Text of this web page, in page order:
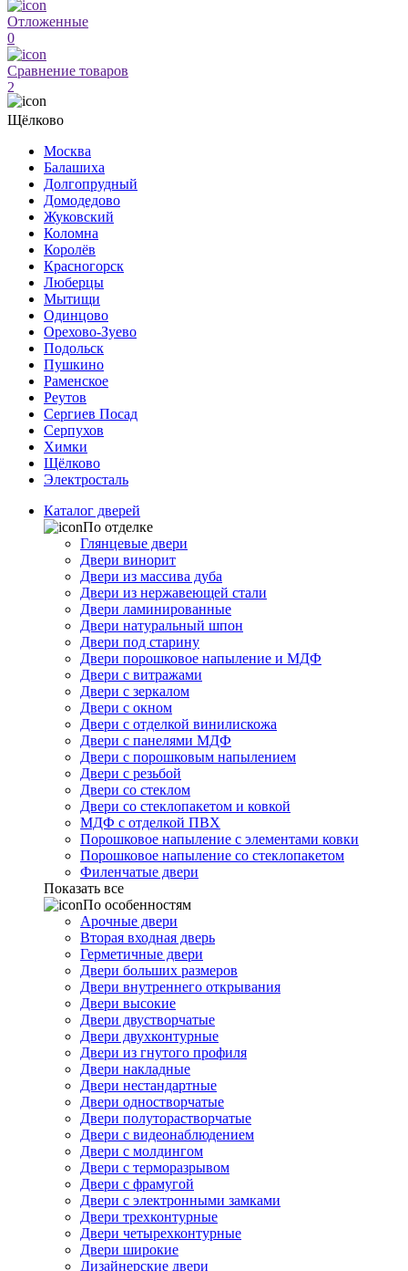
Отложенные
0
Сравнение товаров
2
Щёлково
Москва
Балашиха
Долгопрудный
Домодедово
Жуковский
Коломна
Королёв
Красногорск
Люберцы
Мытищи
Одинцово
Орехово-Зуево
Подольск
Пушкино
Раменское
Реутов
Сергиев Посад
Серпухов
Химки
Щёлково
Электросталь
Каталог дверей
По отделке
Глянцевые двери
Двери винорит
Двери из массива дуба
Двери из нержавеющей стали
Двери ламинированные
Двери натуральный шпон
Двери под старину
Двери порошковое напыление и МДФ
Двери с витражами
Двери с зеркалом
Двери с окном
Двери с отделкой винилискожа
Двери с панелями МДФ
Двери с порошковым напылением
Двери с резьбой
Двери со стеклом
Двери со стеклопакетом и ковкой
МДФ с отделкой ПВХ
Порошковое напыление с элементами ковки
Порошковое напыление со стеклопакетом
Филенчатые двери
Показать все
По особенностям
Арочные двери
Вторая входная дверь
Герметичные двери
Двери больших размеров
Двери внутреннего открывания
Двери высокие
Двери двустворчатые
Двери двухконтурные
Двери из гнутого профиля
Двери накладные
Двери нестандартные
Двери одностворчатые
Двери полуторастворчатые
Двери с видеонаблюдением
Двери с молдингом
Двери с терморазрывом
Двери с фрамугой
Двери с электронными замками
Двери трехконтурные
Двери четырехконтурные
Двери широкие
Дизайнерские двери